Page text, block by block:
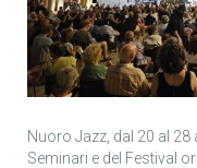
Nuoro Jazz, dal 20 al
Seminari e del Festival